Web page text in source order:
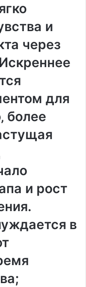
и
через
для
более
и рост
в